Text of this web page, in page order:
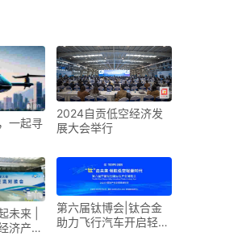
一起寻
2024自贡低空经济发
展大会举行
未来 |
济产业
第六届钛博会|钛合金
助力飞行汽车开启轻量